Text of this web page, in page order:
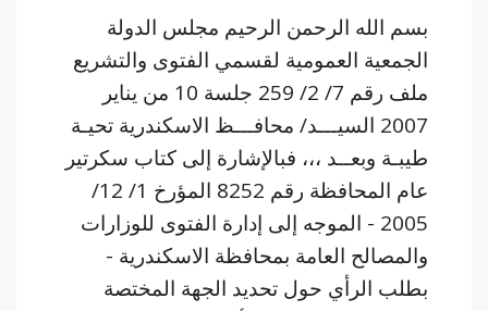
بسم الله الرحمن الرحيم مجلس الدولة
الجمعية العمومية لقسمي الفتوى والتشريع
ملف رقم 7/ 2/ 259 جلسة 10 من يناير
2007 السيـــد/ محافـــظ الاسكندرية تحيـة
طيبـة وبعــد ،،، فبالإشارة إلى كتاب سكرتير
عام المحافظة رقم 8252 المؤرخ 1/ 12/
2005 - الموجه إلى إدارة الفتوى للوزارات
والمصالح العامة بمحافظة الاسكندرية -
بطلب الرأي حول تحديد الجهة المختصة